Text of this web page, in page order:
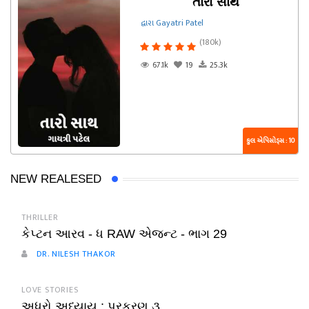
દ્વારા Gayatri Patel
(180k)
67.1k
19 25.3k
કુલ એપિસોડ્સ : 10
NEW REALESED
THRILLER
કેપ્ટન આરવ - ધ RAW એજન્ટ - ભાગ 29
DR. NILESH THAKOR
LOVE STORIES